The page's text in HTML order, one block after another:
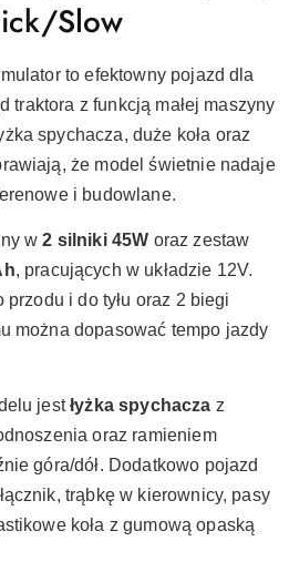
Slow
to efektowny pojazd dla
traktora z funkcją małej maszyny
spychacza, duże koła oraz
że model świetnie nadaje
i budowlane.
w2 silniki 45W oraz zestaw
, pracujących w układzie 12V.
i do tyłu oraz 2 biegi
można dopasować tempo jazdy
jestłyżka spychacza z
oraz ramieniem
góra/dół. Dodatkowo pojazd
trąbkę w kierownicy, pasy
koła z gumową opaską